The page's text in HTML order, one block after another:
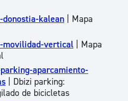
kalean | Mapa
vertical | Mapa
aparcamiento-
| Dbizi parking:
de bicicletas